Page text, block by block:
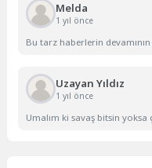
Melda
1 yıl önce
Bu tarz haberlerin
Uzayan Yıldız
1 yıl önce
Umalım ki savaş bitsin yoksa